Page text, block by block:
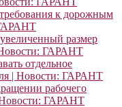
к дорожным
размер
ГАРАНТ
отдельное
| Новости: ГАРАНТ
рабочего
Новости: ГАРАНТ